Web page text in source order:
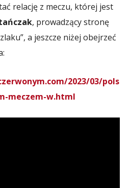
relację z meczu, której jest
, prowadzący stronę
a jeszcze niżej obejrzeć
2023/03/pols
meczem-w.html